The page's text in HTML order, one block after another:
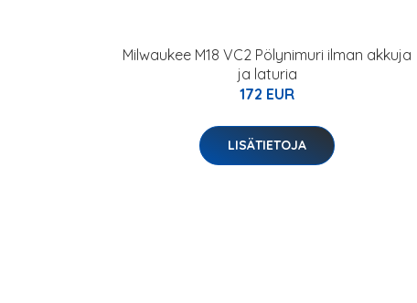
Milwaukee M18 VC2 Pölynimuri ilman akkuja
ja laturia
172 EUR
LISÄTIETOJA